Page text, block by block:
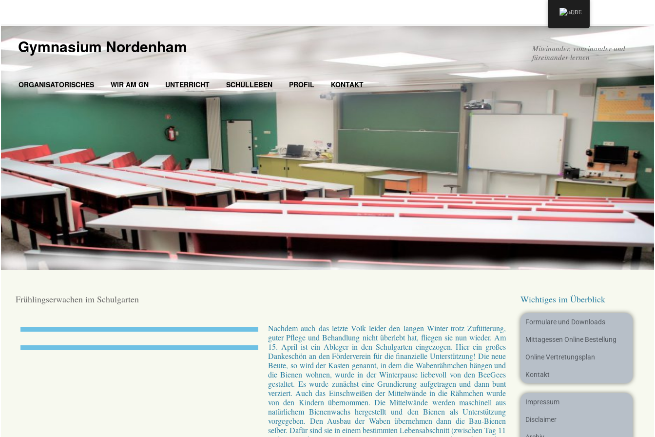
Gymnasium Nordenham
Miteinander, voneinander und
füreinander lernen
ORGANISATORISCHES WIR AM GN UNTERRICHT SCHULLEBEN PROFIL KONTAKT
Frühlingserwachen im Schulgarten
Nachdem auch das letzte Volk leider den langen Winter trotz Zufütterung,
guter Pflege und Behandlung nicht überlebt hat, fliegen sie nun wieder. Am
15. April ist ein Ableger in den Schulgarten eingezogen. Hier ein großes
Dankeschön an den Förderverein für die finanzielle Unterstützung! Die neue
Beute, so wird der Kasten genannt, in dem die Wabenrähmchen hängen und
die Bienen wohnen, wurde in der Winterpause liebevoll von den BeeGees
gestaltet. Es wurde zunächst eine Grundierung aufgetragen und dann bunt
verziert. Auch das Einschweißen der Mittelwände in die Rähmchen wurde
von den Kindern übernommen. Die Mittelwände werden maschinell aus
natürlichem Bienenwachs hergestellt und den Bienen als Unterstützung
vorgegeben. Den Ausbau der Waben übernehmen dann die Bau-Bienen
selber. Dafür sind sie in einem bestimmten Lebensabschnitt (zwischen Tag 11
Wichtiges im Überblick
Formulare und Downloads
Mittagessen Online Bestellung
Online Vertretungsplan
Kontakt
Impressum
Disclaimer
DE